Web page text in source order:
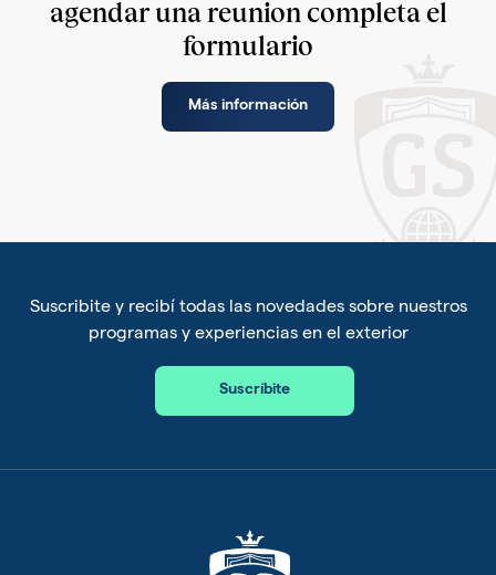
agendar una reunion completa el
formulario
Más información
Suscribite y recibí todas las novedades sobre nuestros
programas y experiencias en el exterior
Suscríbite